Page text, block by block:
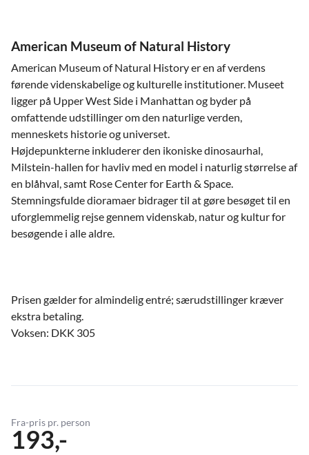
American Museum of Natural History
American Museum of Natural History er en af verdens
førende videnskabelige og kulturelle institutioner. Museet
ligger på Upper West Side i Manhattan og byder på
omfattende udstillinger om den naturlige verden,
menneskets historie og universet.
Højdepunkterne inkluderer den ikoniske dinosaurhal,
Milstein-hallen for havliv med en model i naturlig størrelse af
en blåhval, samt Rose Center for Earth & Space.
Stemningsfulde dioramaer bidrager til at gøre besøget til en
uforglemmelig rejse gennem videnskab, natur og kultur for
besøgende i alle aldre.
Prisen gælder for almindelig entré; særudstillinger kræver
ekstra betaling.
Voksen: DKK 305
Fra-pris pr. person
193,-